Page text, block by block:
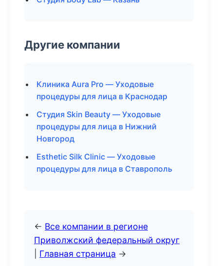
Другие компании
Клиника Aura Pro — Уходовые
процедуры для лица в Краснодар
Студия Skin Beauty — Уходовые
процедуры для лица в Нижний
Новгород
Esthetic Silk Clinic — Уходовые
процедуры для лица в Ставрополь
← Все компании в регионе
Приволжский федеральный округ
Главная страница →